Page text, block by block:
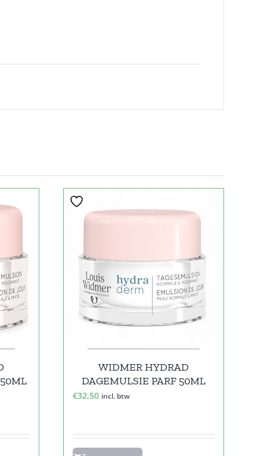
WIDMER HYDRAD
DAGEMULSIE PARF 50ML
€32,50 incl. btw